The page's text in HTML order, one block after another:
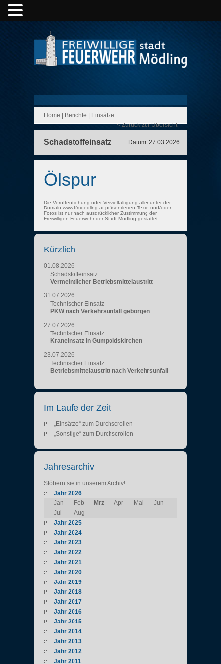
Home Berichte
Einsätze
< Zurück zur Übersicht
Schadstoffeinsatz Datum: 27.03.2026
Ölspur
Die Veröffentlichung oder Vervielfältigung aller unter der
Domain www.ffmoedling.at präsentierten Texte und/oder
Fotos ist nur nach ausdrücklicher Zustimmung der
Freiwilligen Feuerwehr der Stadt Mödling gestattet.
Kürzlich
01.08.2026
Schadstoffeinsatz
Vermeintlicher Betriebsmittelaustritt
31.07.2026
Technischer Einsatz
PKW nach Verkehrsunfall geborgen
27.07.2026
Technischer Einsatz
Kraneinsatz in Gumpoldskirchen
23.07.2026
Technischer Einsatz
Betriebsmittelaustritt nach Verkehrsunfall
Im Laufe der Zeit
„Einsätze“ zum Durchscrollen
„Sonstige“ zum Durchscrollen
Jahresarchiv
Stöbern sie in unserem Archiv!
Jahr 2026
Jan
Feb Mrz Apr Mai
Jun
Jul
Aug
Jahr 2025
Jahr 2024
Jahr 2023
Jahr 2022
Jahr 2021
Jahr 2020
Jahr 2019
Jahr 2018
Jahr 2017
Jahr 2016
Jahr 2015
Jahr 2014
Jahr 2013
Jahr 2012
Jahr 2011